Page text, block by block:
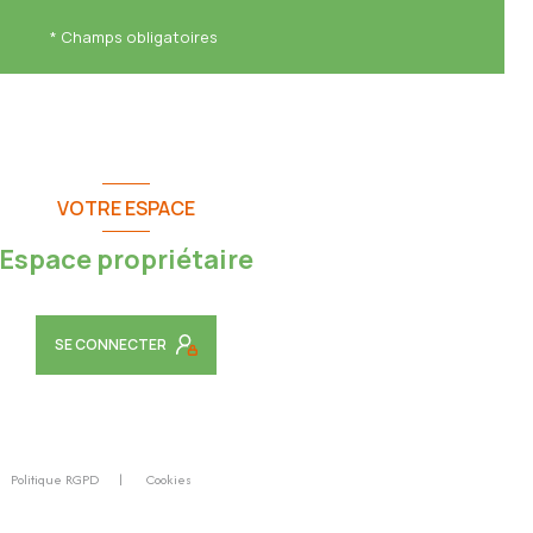
* Champs obligatoires
VOTRE ESPACE
Espace propriétaire
SE CONNECTER
Politique RGPD Cookies